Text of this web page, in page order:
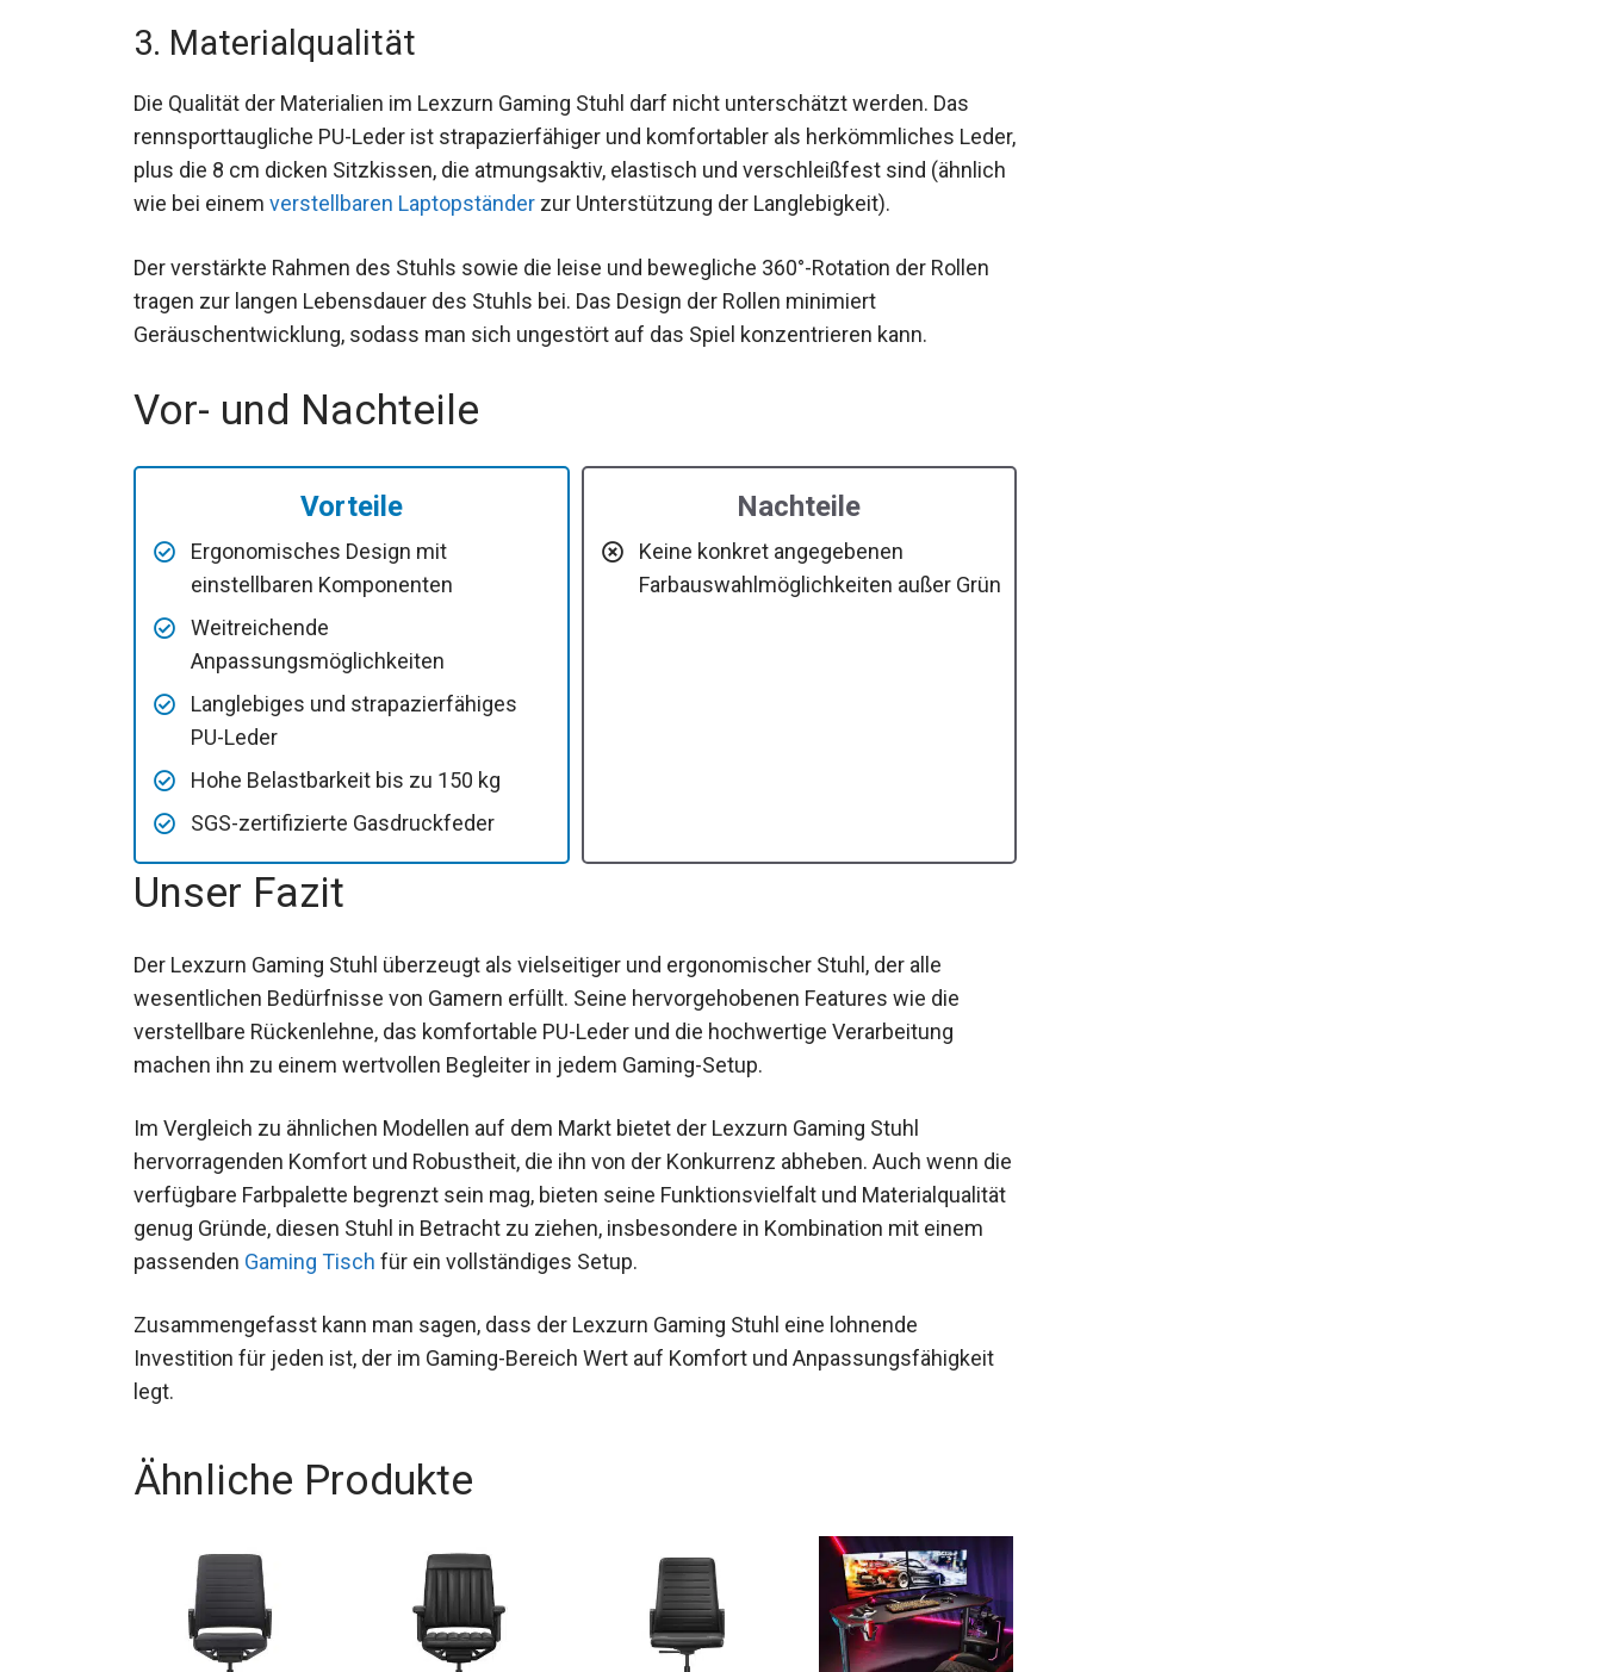
3. Materialqualität
Die Qualität der Materialien im Lexzurn Gaming Stuhl darf nicht unterschätzt werden. Das
rennsporttaugliche PU-Leder ist strapazierfähiger und komfortabler als herkömmliches Leder,
plus die 8 cm dicken Sitzkissen, die atmungsaktiv, elastisch und verschleißfest sind (ähnlich
wie bei einem verstellbaren Laptopständer zur Unterstützung der Langlebigkeit).
Der verstärkte Rahmen des Stuhls sowie die leise und bewegliche 360°-Rotation der Rollen
tragen zur langen Lebensdauer des Stuhls bei. Das Design der Rollen minimiert
Geräuschentwicklung, sodass man sich ungestört auf das Spiel konzentrieren kann.
Vor- und Nachteile
Vorteile
Ergonomisches Design mit
einstellbaren Komponenten
Weitreichende
Anpassungsmöglichkeiten
Langlebiges und strapazierfähiges
PU-Leder
Hohe Belastbarkeit bis zu 150 kg
SGS-zertifizierte Gasdruckfeder
Nachteile
Keine konkret angegebenen
Farbauswahlmöglichkeiten außer Grün
Unser Fazit
Der Lexzurn Gaming Stuhl überzeugt als vielseitiger und ergonomischer Stuhl, der alle
wesentlichen Bedürfnisse von Gamern erfüllt. Seine hervorgehobenen Features wie die
verstellbare Rückenlehne, das komfortable PU-Leder und die hochwertige Verarbeitung
machen ihn zu einem wertvollen Begleiter in jedem Gaming-Setup.
Im Vergleich zu ähnlichen Modellen auf dem Markt bietet der Lexzurn Gaming Stuhl
hervorragenden Komfort und Robustheit, die ihn von der Konkurrenz abheben. Auch wenn die
verfügbare Farbpalette begrenzt sein mag, bieten seine Funktionsvielfalt und Materialqualität
genug Gründe, diesen Stuhl in Betracht zu ziehen, insbesondere in Kombination mit einem
passenden Gaming Tisch für ein vollständiges Setup.
Zusammengefasst kann man sagen, dass der Lexzurn Gaming Stuhl eine lohnende
Investition für jeden ist, der im Gaming-Bereich Wert auf Komfort und Anpassungsfähigkeit
legt.
Ähnliche Produkte